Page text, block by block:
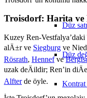
Düz
Düz
Kontrat
Troisdorf: Harita ve
Kuzey Ren-
alÄ±r ve Siegburg ve
Rösrath, Hennefve
uzak deÄildir; Ren’in
Alfterde öyle.